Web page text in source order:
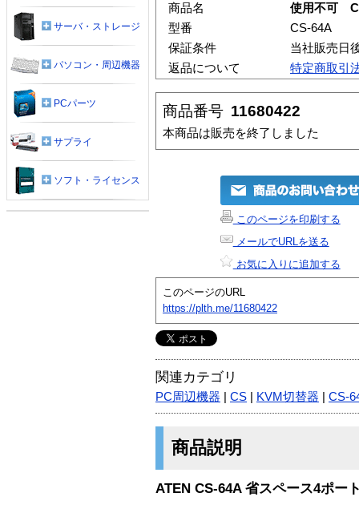
商品名
使用不可
型番
CS-64A
保証条件
当社販売日
返品について
特定商取引
商品番号 11680422
本商品は販売を終了しました
このページを印刷する
メールでURLを送る
お気に入りに追加する
このページのURL
https://plth.me/11680422
関連カテゴリ
PC周辺機器 CS KVM切替器 CS-
商品説明
ATEN CS-64A 省スペース4ポー
サーバ・ストレージ
パソコン・周辺機器
PCパーツ
サプライ
ソフト・ライセンス